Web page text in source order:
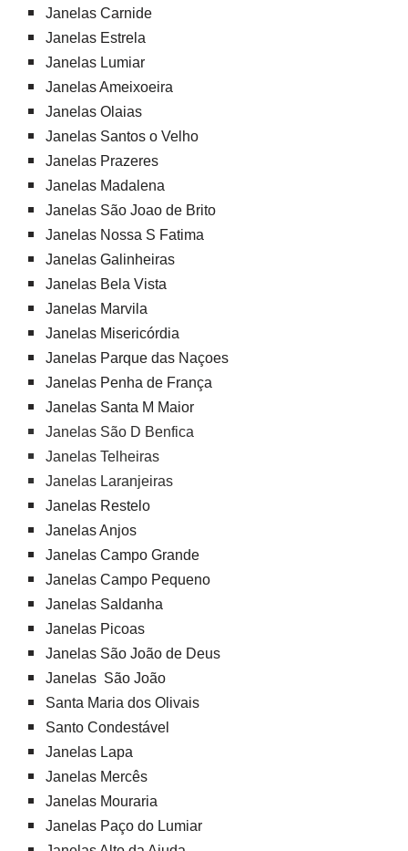
Janelas Carnide
Janelas Estrela
Janelas Lumiar
Janelas Ameixoeira
Janelas Olaias
Janelas Santos o Velho
Janelas Prazeres
Janelas Madalena
Janelas São Joao de Brito
Janelas Nossa S Fatima
Janelas Galinheiras
Janelas Bela Vista
Janelas Marvila
Janelas Misericórdia
Janelas Parque das Naçoes
Janelas Penha de França
Janelas Santa M Maior
Janelas São D Benfica
Janelas Telheiras
Janelas Laranjeiras
Janelas Restelo
Janelas Anjos
Janelas Campo Grande
Janelas Campo Pequeno
Janelas Saldanha
Janelas Picoas
Janelas São João de Deus
Janelas São João
Santa Maria dos Olivais
Santo Condestável
Janelas Lapa
Janelas Mercês
Janelas Mouraria
Janelas Paço do Lumiar